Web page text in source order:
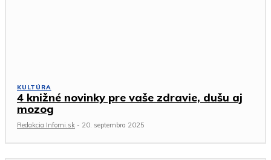
KULTÚRA
4 knižné novinky pre vaše zdravie, dušu aj
mozog
Redakcia Infomi.sk - 20. septembra 2025